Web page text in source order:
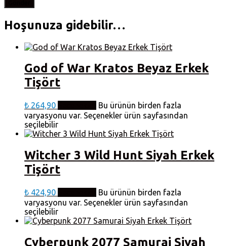
Hoşunuza gidebilir…
God of War Kratos Beyaz Erkek
Tişört
₺ 264,90
Bu ürünün birden fazla
varyasyonu var. Seçenekler ürün sayfasından
seçilebilir
Witcher 3 Wild Hunt Siyah Erkek
Tişört
₺ 424,90
Bu ürünün birden fazla
varyasyonu var. Seçenekler ürün sayfasından
seçilebilir
Cyberpunk 2077 Samurai Siyah